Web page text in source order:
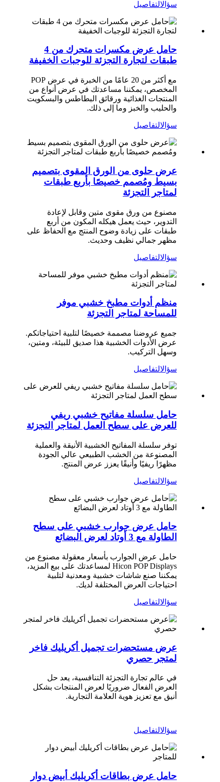
سؤالالتفاصيل
حامل عرض مكسرات متحرك من 4
طبقات لتجارة التجزئة للوجبات الخفيفة
مع أكثر من 20 عامًا من الخبرة في عرض POP
المخصص، يمكننا مساعدتك في عرض أنواع من
المنتجات الغذائية ورقائق البطاطس والبسكويت
والحليب والخبز وما إلى ذلك.
سؤالالتفاصيل
عرض حلوى من الورق المقوى بتصميم
بسيط ومُصمم خصيصًا بأربع طبقات
لمتاجر التجزئة
مصنوع من ورق مقوى متين وقابل لإعادة
التدوير، حيث يعمل هيكله المكون من أربع
طبقات على زيادة وضوح المنتج مع الحفاظ على
مظهر جمالي نظيف وحديث.
سؤالالتفاصيل
منظم أدوات مطبخ خشبي موفر
للمساحة لمتاجر التجزئة
جميع عروضنا مصممة خصيصًا لتلبية احتياجاتكم.
عرض الأدوات الخشبية هذا صديق للبيئة، ومتين،
وسهل التركيب.
سؤالالتفاصيل
حامل سلسلة مفاتيح خشبي ريفي
للعرض على سطح العمل لمتاجر التجزئة
توفر سلسلة المفاتيح الخشبية الأنيقة والعملية
المصنوعة من الخشب الطبيعي عالي الجودة
مظهرًا ريفيًا وأنيقًا يعزز عرض المنتج.
سؤالالتفاصيل
حامل عرض جوارب خشبي على سطح
الطاولة مع 3 أوتاد لعرض البضائع
حامل عرض الجوارب بأسعار معقولة مصنوع من
Hicon POP Displays لمساعدتك على بيع المزيد،
يمكننا صنع شاشات خشبية ومعدنية لتلبية
احتياجات العرض المختلفة لديك.
سؤالالتفاصيل
عرض مستحضرات تجميل أكريليك فاخر
لمتجر حصري
في عالم تجارة التجزئة التنافسية، يعد حل
العرض الفعال ضروريًا لعرض المنتجات بشكل
أنيق مع تعزيز هوية العلامة التجارية.
سؤالالتفاصيل
حامل عرض بطاقات أكريليك أبيض دوار